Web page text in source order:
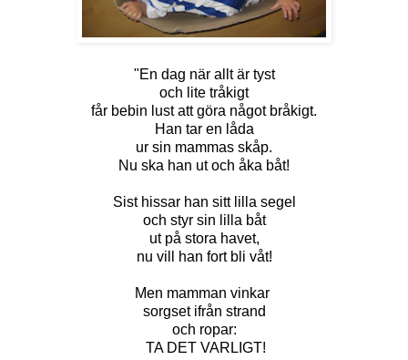
"En dag när allt är tyst
och lite tråkigt
får bebin lust att göra något bråkigt.
Han tar en låda
ur sin mammas skåp.
Nu ska han ut och åka båt!
Sist hissar han sitt lilla segel
och styr sin lilla båt
ut på stora havet,
nu vill han fort bli våt!
Men mamman vinkar
sorgset ifrån strand
och ropar:
TA DET VARLIGT!